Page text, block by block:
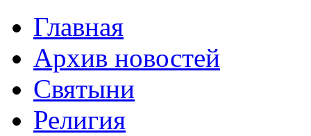
Главная
Архив новостей
Святыни
Религия